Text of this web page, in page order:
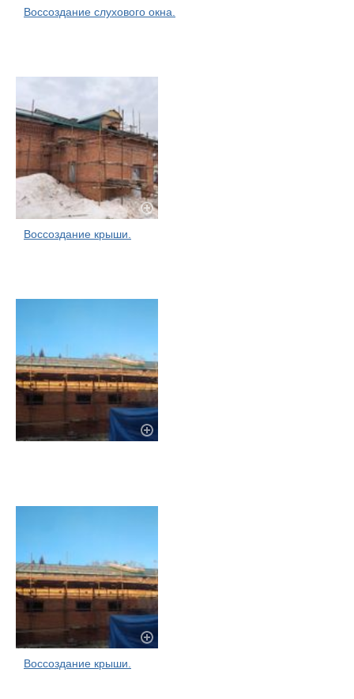
Воссоздание слухового окна.
Воссоздание крыши.
Воссоздание крыши.